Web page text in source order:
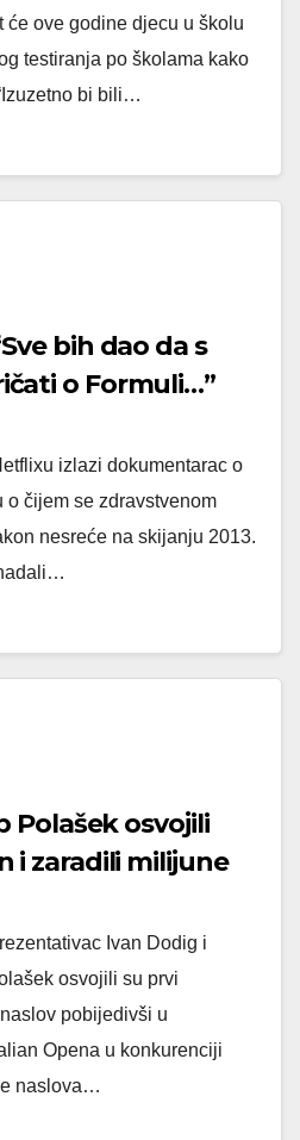
će ove godine djecu u školu
testiranja po školama kako
bi bili…
bih dao da s
o Formuli…”
izlazi dokumentarac o
o čijem se zdravstvenom
nesreće na skijanju 2013.
Polašek osvojili
i zaradili milijune
Ivan Dodig i
osvojili su prvi
pobijedivši u
Opena u konkurenciji
naslova…